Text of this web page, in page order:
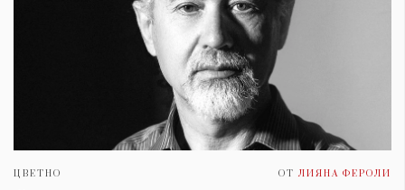
ЦВЕТНО ОТ ЛИЯНА ФЕРОЛИ